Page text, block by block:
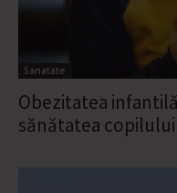
Sanatate
Obezitatea
sănătatea copilului